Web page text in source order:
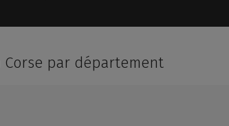
Corse par département